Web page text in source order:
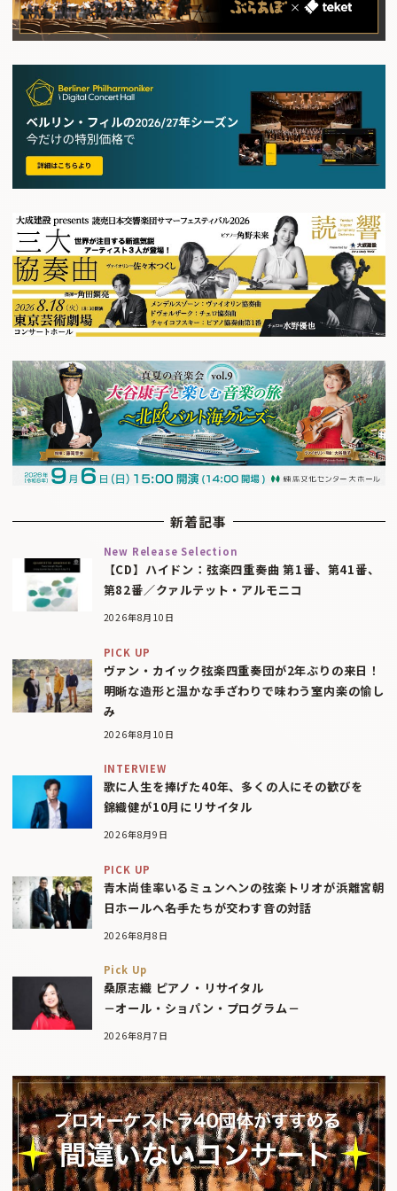
新着記事
New Release Selection
【CD】ハイドン：弦楽四重奏曲 第1番、第41番、
第82番／クァルテット・アルモニコ
2026年8月10日
PICK UP
ヴァン・カイック弦楽四重奏団が2年ぶりの来日！
明晰な造形と温かな手ざわりで味わう室内楽の愉し
み
2026年8月10日
INTERVIEW
歌に人生を捧げた40年、多くの人にその歓びを
錦織健が10月にリサイタル
2026年8月9日
PICK UP
青木尚佳率いるミュンヘンの弦楽トリオが浜離宮朝
日ホールへ――名手たちが交わす音の対話
2026年8月8日
Pick Up
桑原志織 ピアノ・リサイタル
－オール・ショパン・プログラム－
2026年8月7日